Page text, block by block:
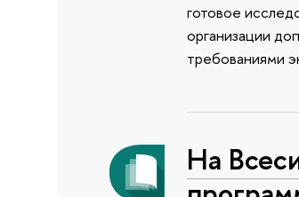
готовое
организации
требованиями
На